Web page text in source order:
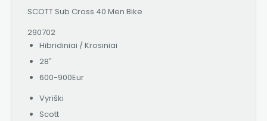
SCOTT Sub Cross 40 Men Bike
290702
Hibridiniai / Krosiniai
28″
600-900Eur
Vyriški
Scott